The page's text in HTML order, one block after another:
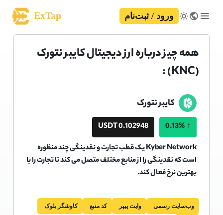
ExTap ورود / ثبت‌نام
همه چیز درباره ارز دیجیتال کایبر نتورک
(KNC) :
کایبر نتورک
↑
0.13%
0.102948 USDT
Kyber Network یک قطب تجارت و نقدینگی چند منظوره
است که نقدینگی را از منابع مختلف متصل می کند تا تجارت را با
بهترین نرخ فعال کند.
وب‌سایت رسمی وایت پیپر کد منبع کاوشگر بلوک